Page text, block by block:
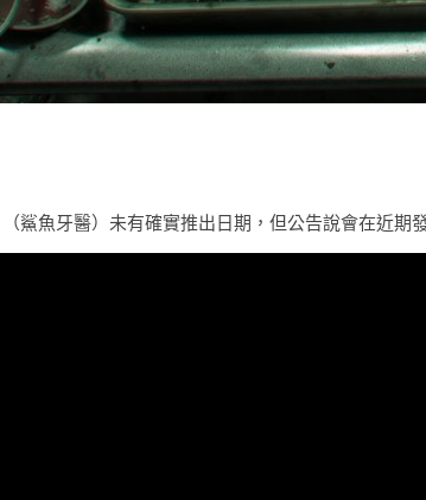
鯊魚牙醫）未有確實推出日期，但公告說會在近期